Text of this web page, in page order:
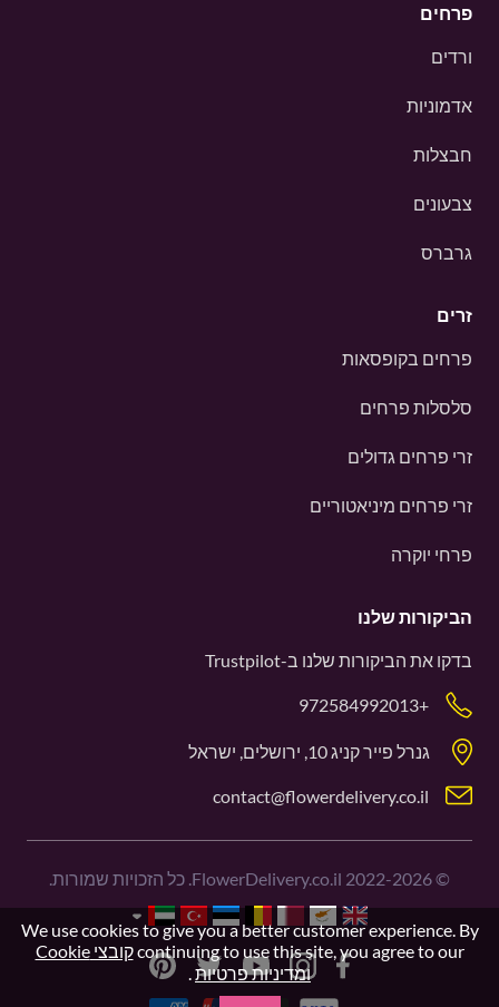
פרחים
ורדים
אדמוניות
חבצלות
צבעונים
גרברס
זרים
פרחים בקופסאות
סלסלות פרחים
זרי פרחים גדולים
זרי פרחים מיניאטוריים
פרחי יוקרה
הביקורות שלנו
בדקו את הביקורות שלנו ב-Trustpilot
+972584992013
גנרל פייר קניג 10, ירושלים, ישראל
contact@flowerdelivery.co.il
©
2022-2026
We use cookies to give you a better customer experience. By
continuing to use this site, you agree to our
קובצי Cookie
ומדיניות פרטיות.